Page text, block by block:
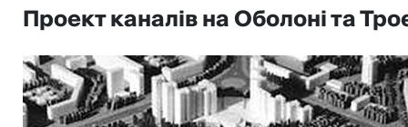
Проект каналів на Оболоні та